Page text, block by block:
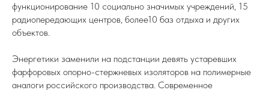
функционирование 10 социально значимых учреждений, 15
радиопередающих центров, более10 баз отдыха и других
объектов.
Энергетики заменили на подстанции девять устаревших
фарфоровых опорно-стержневых изоляторов на полимерные
аналоги российского производства. Современное